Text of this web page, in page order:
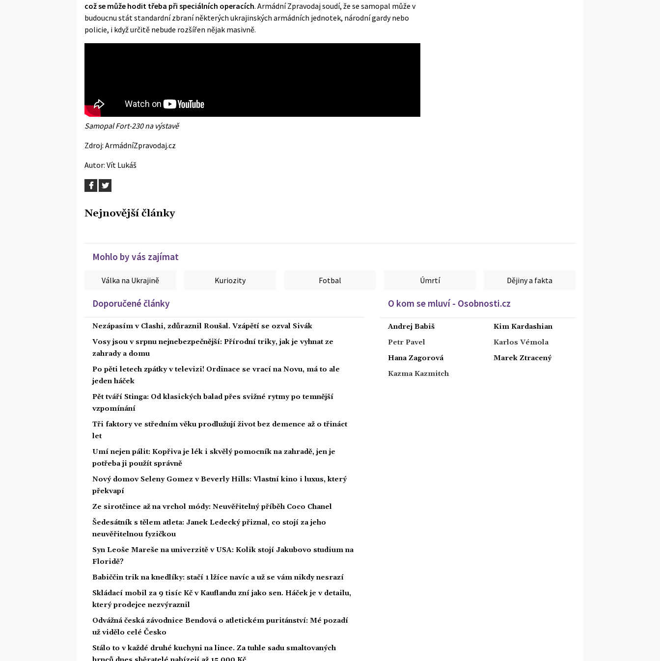
což se může hodit třeba při speciálních operacích. Armádní Zpravodaj soudí, že se samopal může v
budoucnu stát standardní zbraní některých ukrajinských armádních jednotek, národní gardy nebo
policie, i když určitě nebude rozšířen nějak masivně.
Samopal Fort-230 na výstavě
Zdroj: ArmádníZpravodaj.cz
Autor: Vít Lukáš
Nejnovější články
Mohlo by vás zajímat
Válka na Ukrajině Kuriozity Fotbal Úmrtí Dějiny a fakta
Doporučené články
Nezápasím v Clashi, zdůraznil Roušal. Vzápětí se ozval Sivák
Vosy jsou v srpnu nejnebezpečnější: Přírodní triky, jak je vyhnat ze
zahrady a domu
Po pěti letech zpátky v televizi! Ordinace se vrací na Novu, má to ale
jeden háček
Pět tváří Stinga: Od klasických balad přes svižné rytmy po temnější
vzpomínání
Tři faktory ve středním věku prodlužují život bez demence až o třináct
let
Umí nejen pálit: Kopřiva je lék i skvělý pomocník na zahradě, jen je
potřeba ji použít správně
Nový domov Seleny Gomez v Beverly Hills: Vlastní kino i luxus, který
překvapí
Ze sirotčince až na vrchol módy: Neuvěřitelný příběh Coco Chanel
Šedesátník s tělem atleta: Janek Ledecký přiznal, co stojí za jeho
neuvěřitelnou fyzičkou
Syn Leoše Mareše na univerzitě v USA: Kolik stojí Jakubovo studium na
Floridě?
Babiččin trik na knedlíky: stačí 1 lžíce navíc a už se vám nikdy nesrazí
Skládací mobil za 9 tisíc Kč v Kauflandu zní jako sen. Háček je v detailu,
který prodejce nezvýraznil
Odvážná česká závodnice Bendová o atletickém puritánství: Mé pozadí
už vidělo celé Česko
Stálo to v každé druhé kuchyni na lince. Za tuhle sadu smaltovaných
O kom se mluví - Osobnosti.cz
Andrej Babiš
Petr Pavel
Hana Zagorová
Kazma Kazmitch
Kim Kardashian
Karlos Vémola
Marek Ztracený